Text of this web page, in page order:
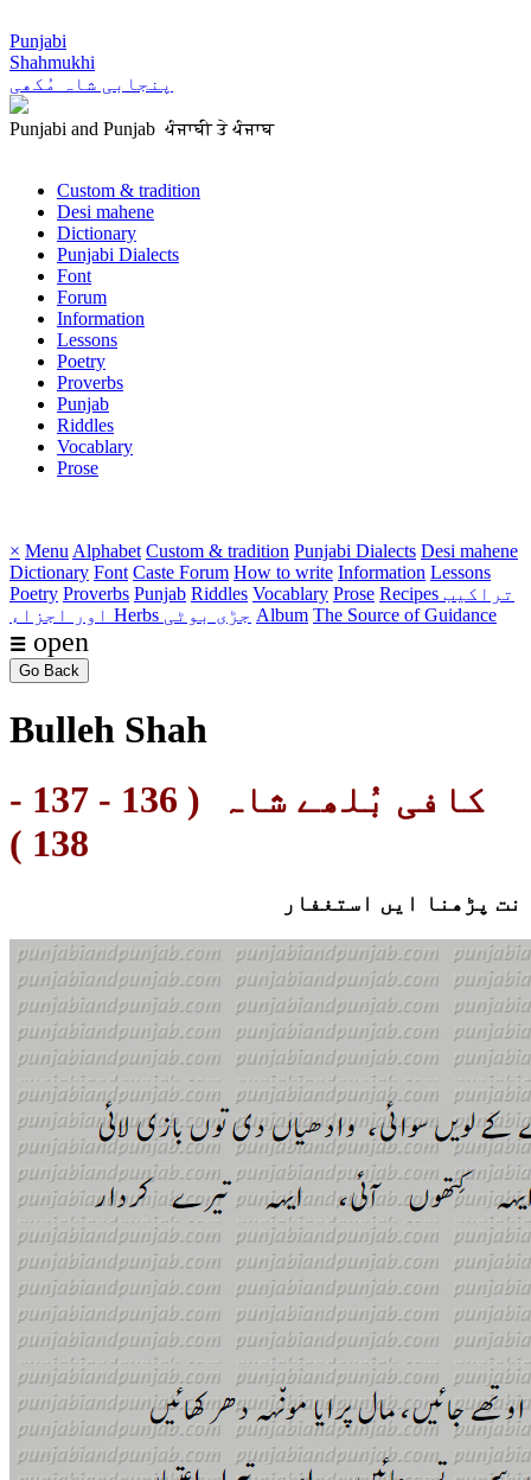
Punjabi
Shahmukhi
پنجابی شاہ مُکھی
Punjabi and Punjab ਪੰਜਾਬੀ ਤੇ ਪੰਜਾਬ
Custom & tradition
Desi mahene
Dictionary
Punjabi Dialects
Font
Forum
Information
Lessons
Poetry
Proverbs
Punjab
Riddles
Vocablary
Prose
× Menu Alphabet Custom & tradition Punjabi Dialects Desi mahene
Dictionary Font Caste Forum How to write Information Lessons
Poetry Proverbs Punjab Riddles Vocablary Prose Recipes تراکیب
Herbs جڑی بوٹی Album The Source of Guidance
☰ open
Go Back
Bulleh Shah
کافی بُلھے شاہ
( 136 - 137 -
138 )
نت پڑھنا ایں استغفار